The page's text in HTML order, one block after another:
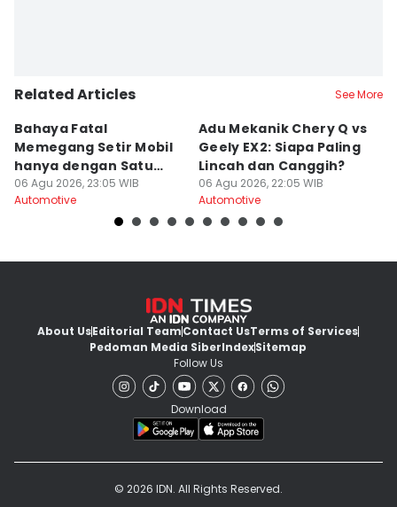
Related Articles See More
Bahaya Fatal
Memegang Setir Mobil
hanya dengan Satu
Tangan
06 Agu 2026, 23:05 WIB
Automotive
Adu Mekanik Chery Q vs
Geely EX2: Siapa Paling
Lincah dan Canggih?
06 Agu 2026, 22:05 WIB
Automotive
About UsEditorial TeamContact UsTerms of Services
Pedoman Media SiberIndexSitemap
Follow Us
Download
© 2026 IDN. All Rights Reserved.